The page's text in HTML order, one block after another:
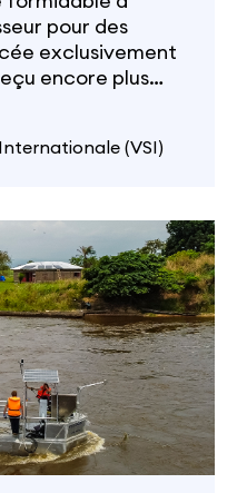
pour des
exclusivement
encore plus
(VSI)